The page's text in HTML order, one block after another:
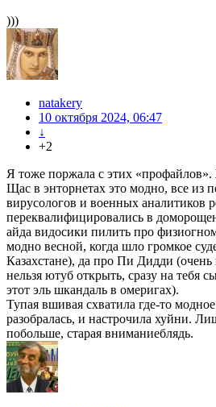
)))
natakery
10 октября 2024, 06:47
↓
+2
Я тоже поржала с этих «профайлов».
Щас в энторнетах это модно, все из
вирусологов и военных аналитиков
переквалифицировались в
айда видосики пилить про
модно весной, когда шло громкое
Казахстане), да про Пи Дидди
нельзя ютуб открыть, сразу на тебя
этот эль шкандаль в омеригах).
Тупая вшивая схватила где-то
разобралась, и настрочила хуйни.
побольше, старая вниманиеблядь.